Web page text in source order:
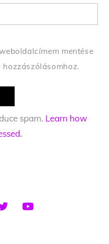
mentése
hozzászólásomhoz.
spam. Learn how